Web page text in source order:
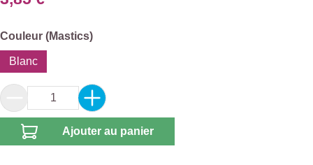
Sélectionnez
Couleur (Mastics)
Blanc
Quantité de produit : Entrez la quantité
Ajouter au panier